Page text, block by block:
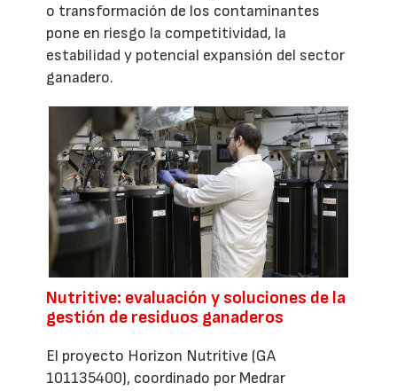
o transformación de los contaminantes
pone en riesgo la competitividad, la
estabilidad y potencial expansión del sector
ganadero.
Nutritive: evaluación y soluciones de la
gestión de residuos ganaderos
El proyecto Horizon Nutritive (GA
101135400), coordinado por Medrar